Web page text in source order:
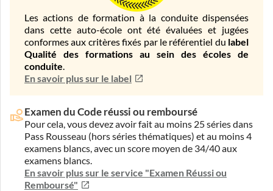
Les actions de formation à la conduite dispensées
dans cette auto-école ont été évaluées et jugées
conformes aux critères fixés par le référentiel du label
Qualité des formations au sein des écoles de
conduite.
En savoir plus sur le label
Examen du Code réussi ou remboursé
Pour cela, vous devez avoir fait au moins 25 séries dans
Pass Rousseau (hors séries thématiques) et au moins 4
examens blancs, avec un score moyen de 34/40 aux
examens blancs.
En savoir plus sur le service "Examen Réussi ou
Remboursé"